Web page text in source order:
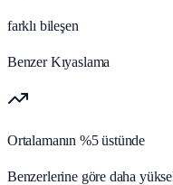
farklı bileşen
Benzer Kıyaslama
Ortalamanın %5 üstünde
Benzerlerine göre daha